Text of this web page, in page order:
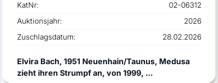
KatNr:
02-06312
Auktionsjahr:
2026
Zuschlagsdatum:
28.02.2026
Elvira Bach, 1951 Neuenhain/Taunus, Medusa
zieht ihren Strumpf an, von 1999, ...